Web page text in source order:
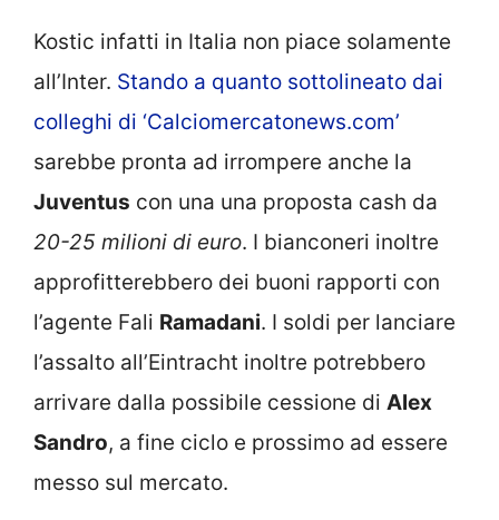
Kostic infatti in Italia non piace solamente
all’Inter. Stando a quanto sottolineato dai
colleghi di ‘Calciomercatonews.com’
sarebbe pronta ad irrompere anche la
Juventus con una una proposta cash da
20-25 milioni di euro. I bianconeri inoltre
approfitterebbero dei buoni rapporti con
l’agente Fali Ramadani. I soldi per lanciare
l’assalto all’Eintracht inoltre potrebbero
arrivare dalla possibile cessione di Alex
Sandro, a fine ciclo e prossimo ad essere
messo sul mercato.